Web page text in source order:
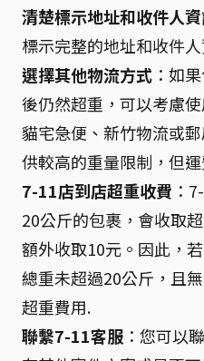
清楚標示地址和收件人
標示完整的地址和收件
選擇其他物流方式 ：如
後仍然超重，可以考慮
貓宅急便、新竹物流或
供較高的重量限制，但
7-11店到店超重收費 ：
20公斤的包裹，會收取
額外收取10元。因此，
總重未超過20公斤，且
超重費用.
聯繫7-11客服 ：您可以